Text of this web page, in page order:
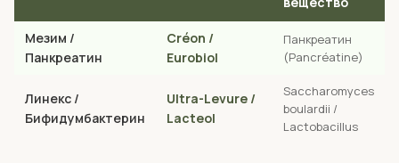
Мезим /
Панкреатин
Créon /
Eurobiol
Панкреатин
(Pancréatine)
Линекс /
Бифидумбактерин
Ultra-Levure /
Lacteol
Saccharomyces
boulardii /
Lactobacillus